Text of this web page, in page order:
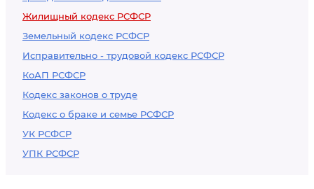
Жилищный кодекс РСФСР
Земельный кодекс РСФСР
Исправительно - трудовой кодекс РСФСР
КоАП РСФСР
Кодекс законов о труде
Кодекс о браке и семье РСФСР
УК РСФСР
УПК РСФСР